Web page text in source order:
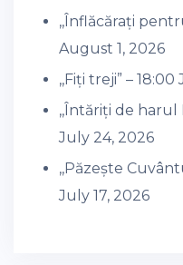
,,Înflăcărați
August 1, 2026
,,Fiți treji” – 18:00
,,Întăriți de harul
July 24, 2026
,,Păzește
July 17, 2026